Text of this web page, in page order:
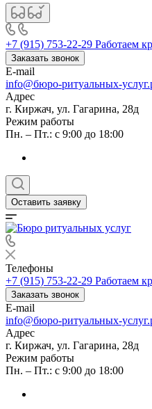
+7 (915) 753-22-29 Работаем
Заказать звонок
E-mail
info@бюро-ритуальных-
Адрес
г. Киржач, ул. Гагарина, 28д
Режим работы
Пн. – Пт.: с 9:00 до 18:00
Оставить заявку
Телефоны
+7 (915) 753-22-29 Работаем
Заказать звонок
E-mail
info@бюро-ритуальных-
Адрес
г. Киржач, ул. Гагарина, 28д
Режим работы
Пн. – Пт.: с 9:00 до 18:00